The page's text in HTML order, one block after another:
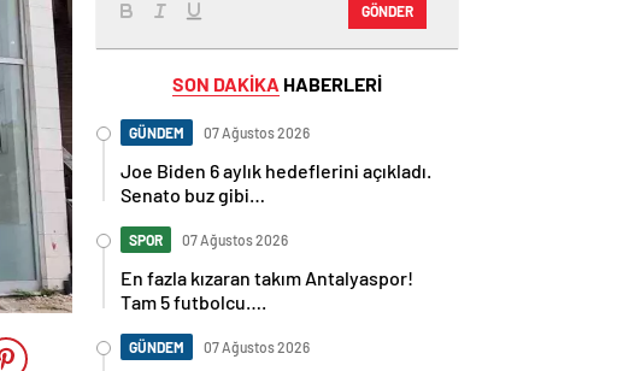
GÖNDER
SON DAKİKA HABERLERİ
GÜNDEM 07 Ağustos 2026
Joe Biden 6 aylık hedeflerini açıkladı.
Senato buz gibi…
SPOR 07 Ağustos 2026
En fazla kızaran takım Antalyaspor!
Tam 5 futbolcu….
GÜNDEM 07 Ağustos 2026